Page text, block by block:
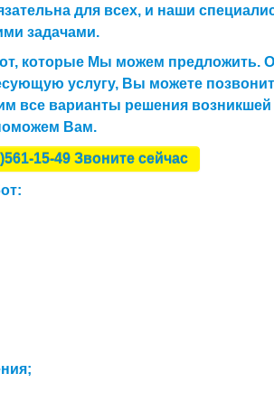
для всех, и наши
задачами.
которые Мы можем предложить.
услугу, Вы можете
все варианты решения возникшей
Вам.
15-49 Звоните сейчас